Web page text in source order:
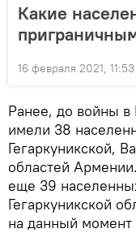
Какие
16 февраля 2021, 11:53
Ранее, до войны в
имели 38
Гегаркуникской,
областей
еще 39
Гегаркуникской
на данный момент